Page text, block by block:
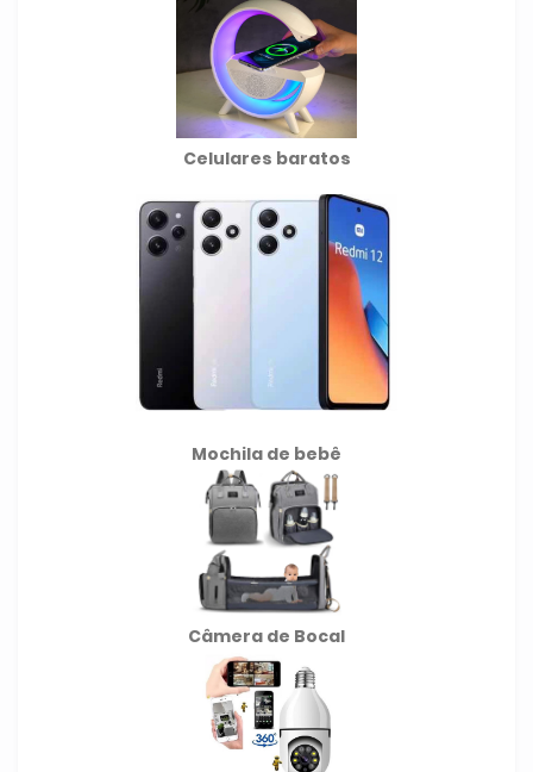
Celulares baratos
Mochila de bebê
Câmera de Bocal